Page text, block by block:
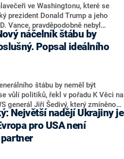
ve Washingtonu, které se
prezident Donald Trump a jeho
Vance, pravděpodobně nebyl
budovy, uvedl ve vysílání CNN
náčelník Generálního štábu
Podle něj by bylo na místě
a razantnější opatření, jelikož
bezpečnostní incident týkající
Podle bezpečnostního
mohou být Američané z
frustrovaní. Trump podle něj
sliby a svým vystupováním si
na domácí i zahraniční scéně.
Popsal ideálního
štábu by neměl být
vůlí politiků, řekl v pořadu K Věci na
generál Jiří Šedivý, který zmíněnou
lety 1998 a 2002. Popsal i další
měl ideální uchazeč mít. Za hlavní
zásluhy a diplomatické
pro USA není